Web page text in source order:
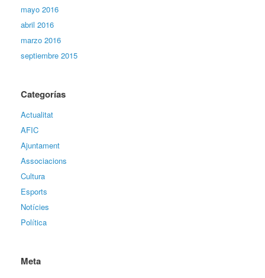
mayo 2016
abril 2016
marzo 2016
septiembre 2015
Categorías
Actualitat
AFIC
Ajuntament
Associacions
Cultura
Esports
Notícies
Política
Meta